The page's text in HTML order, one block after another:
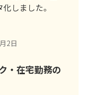
しました。
2日
・在宅勤務の